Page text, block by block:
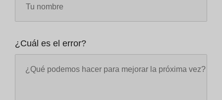
¿Cuál es el error?